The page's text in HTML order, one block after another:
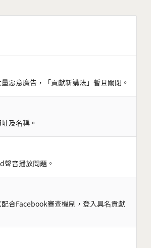
惡意廣告，「貢獻新講法」暫且關閉。
及名稱。
音播放問題。
合Facebook審查機制，登入具名貢獻